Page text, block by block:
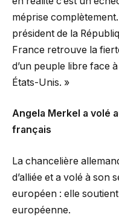
méprise
président de la
France retrouve la
d’un peuple libre face
États-Unis. »
Angela Merkel a volé
français
La chancelière
d’alliée et a volé à son
européen : elle
européenne.